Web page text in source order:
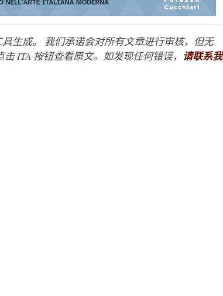
生成。 我们承诺会对所有文章进行审核，但无
ITA 按钮查看原文。如发现任何错误， 请联系我